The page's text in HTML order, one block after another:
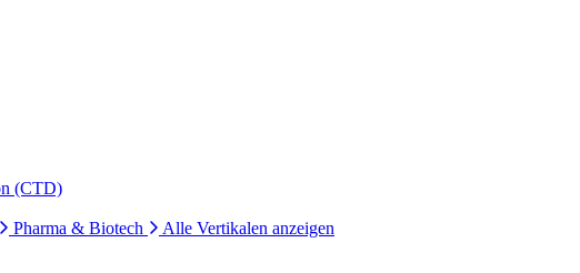
(CTD)
Pharma & Biotech
Alle Vertikalen anzeigen